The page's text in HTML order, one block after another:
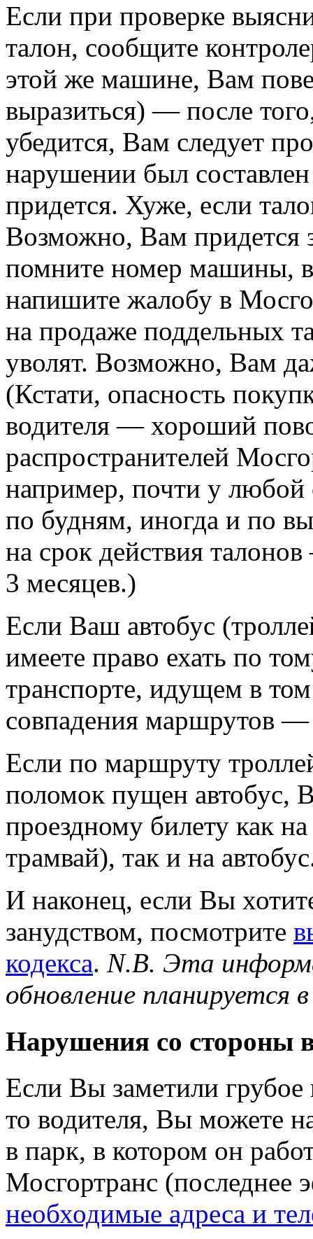
Если при проверке
талон, сообщите
этой же машине, Вам
выразиться) — после
убедится, Вам следует
нарушении был
придется. Хуже, если
Возможно, Вам придется
помните номер машины,
напишите жалобу в
на продаже поддельных
уволят. Возможно, Вам
(Кстати, опасность
водителя — хороший
распространителей
например, почти у любой
по будням, иногда и по
на срок действия
3 месяцев.)
Если Ваш автобус
имеете право ехать по
транспорте, идущем в
совпадения маршрутов
Если по маршруту
поломок пущен автобус,
проездному билету как
трамвай), так и на
И наконец, если Вы
занудством, посмотрите
кодекса. N.B. Эта
обновление планируется
Нарушения со стороны
Если Вы заметили
то водителя, Вы можете
в парк, в котором он
Мосгортранс (последнее
необходимые адреса и